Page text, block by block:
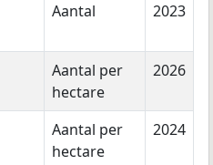
Aantal 2023
Aantal per
hectare
2026
Aantal per
hectare
2024